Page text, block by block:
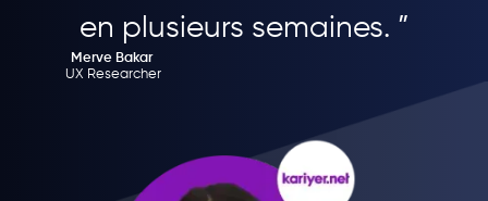
en plusieurs semaines. ”
Merve Bakar
UX Researcher